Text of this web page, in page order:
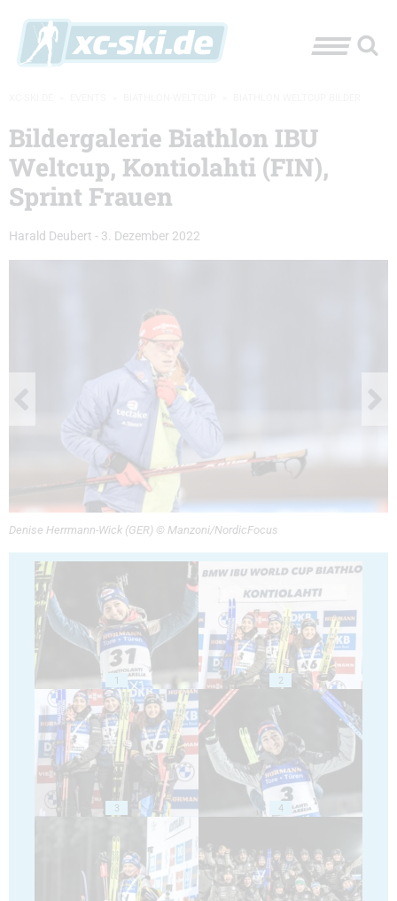
Bildergalerie Biathlon IBU
Weltcup, Kontiolahti (FIN),
Sprint Frauen
Harald Deubert - 3. Dezember 2022
Denise Herrmann-Wick (GER) © Manzoni/NordicFocus
1 2
3 4